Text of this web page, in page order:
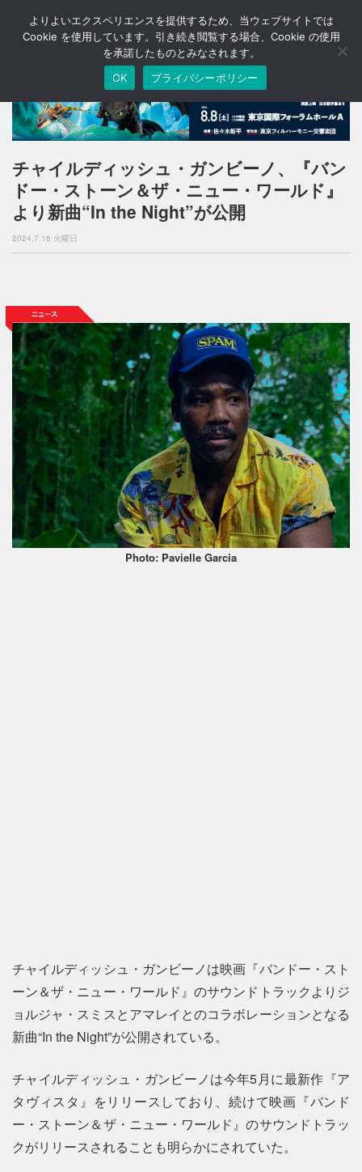
T
o
n
a
v
i
g
a
n
チャイルディッシュ・ガンビーノ、『バン
ドー・ストーン＆ザ・ニュー・ワールド』
より新曲“In the Night”が公開
2024.7.16 火曜日
Photo: Pavielle Garcia
チャイルディッシュ・ガンビーノは映画『バンドー・スト
ーン＆ザ・ニュー・ワールド』のサウンドトラックよりジ
ョルジャ・スミスとアマレイとのコラボレーションとなる
新曲“In the Night”が公開されている。
チャイルディッシュ・ガンビーノは今年5月に最新作『ア
タヴィスタ』をリリースしており、続けて映画『バンド
ー・ストーン＆ザ・ニュー・ワールド』のサウンドトラッ
クがリリースされることも明らかにされていた。
よりよいエクスペリエンスを提供するため、当ウェブサイトでは
Cookie を使用しています。引き続き閲覧する場合、Cookie の使用
を承諾したものとみなされます。
OK
プライバシーポリシー